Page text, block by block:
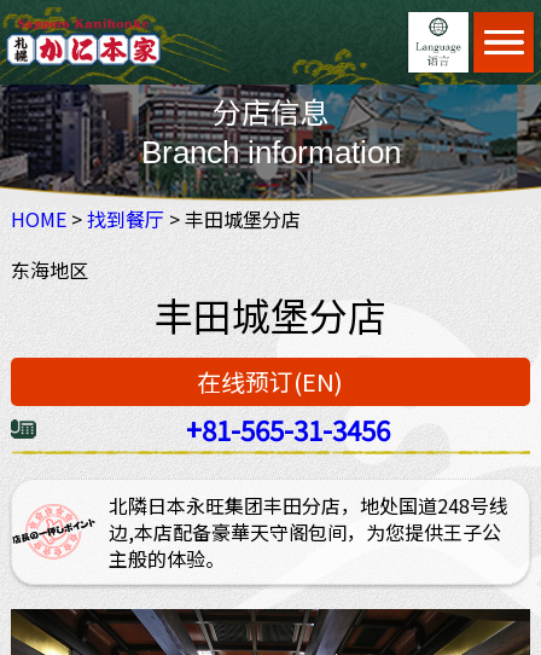
Home
菜单
Menu
找到餐厅 Find restaurant
特征 Feature
Reservation
更新信息 News
使用指南 Guide
关于我们 About us
分店信息
Branch information
HOME>找到餐厅> 丰田城堡分店
东海地区
丰田城堡分店
在线预订(EN)
+81-565-31-3456
北隣日本永旺集团丰田分店，地处国道248号线
边,本店配备豪華天守阁包间，为您提供王子公
主般的体验。
日本語
English
繁體中文
×
JAPAN DOMESTIC USER ONLY
予約する
ぐるなびオンライン予約